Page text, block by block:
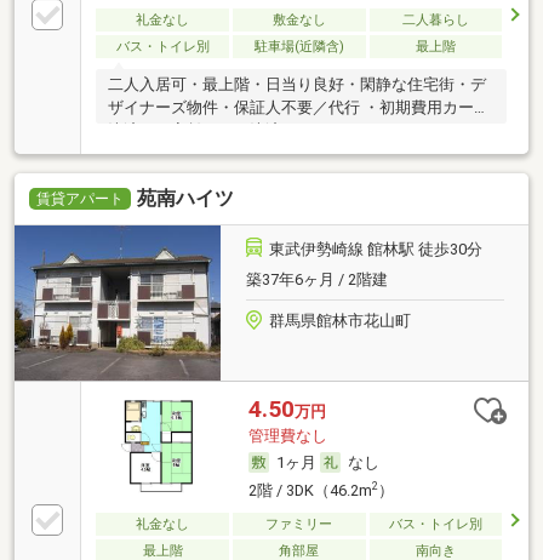
礼金なし 敷金なし
二人暮らし
バス・トイレ別
駐車場(近隣含) 最上階
二人入居可・最上階・日当り良好・閑静な住宅街・デ
ザイナーズ物件・保証人不要／代行 ・初期費用カード
決済可・家賃カード決済可
賃貸アパート 苑南ハイツ
東武伊勢崎線 館林駅 徒歩30分
築37年6ヶ月 / 2階建
群馬県館林市花山町
4.50万円
管理費なし
1ヶ月
なし
2階 / 3DK（46.2m2）
礼金なし ファミリー
バス・トイレ別
最上階
角部屋 南向き